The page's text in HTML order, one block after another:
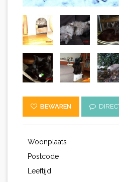
BEWAREN
Woonplaats
Postcode
Leeftijd